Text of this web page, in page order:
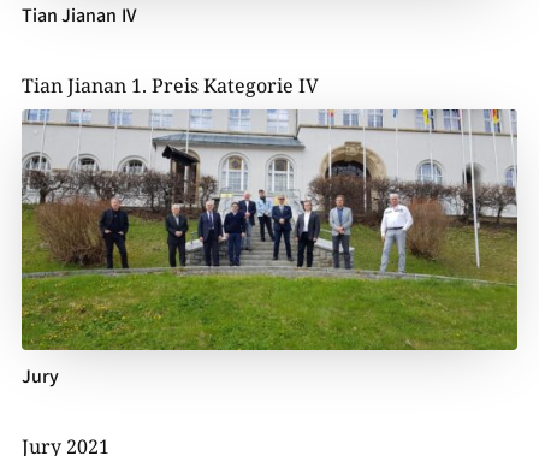
Tian Jianan IV
Tian Jianan 1. Preis Kategorie IV
Jury
Jury 2021